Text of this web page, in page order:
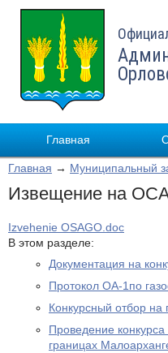
Главная
Главная → Муниципальный
Извещение на
Izvehenie OSAGO.doc
В этом разделе:
Документация на
Протокол ОА-1по
Конкурсный отбор на
Проведение
границах